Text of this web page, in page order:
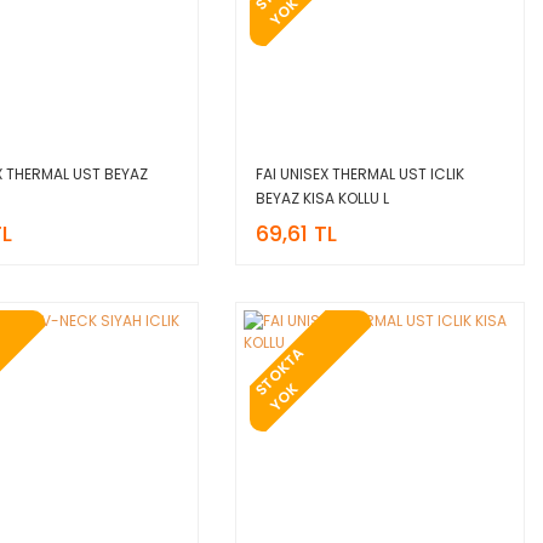
THERMAL UST BEYAZ
S
K
FAI UNISEX THERMAL UST ICLIK
BEYAZ KISA KOLLU L
69,61 TL
S
T
O
K
T
A
Y
O
K